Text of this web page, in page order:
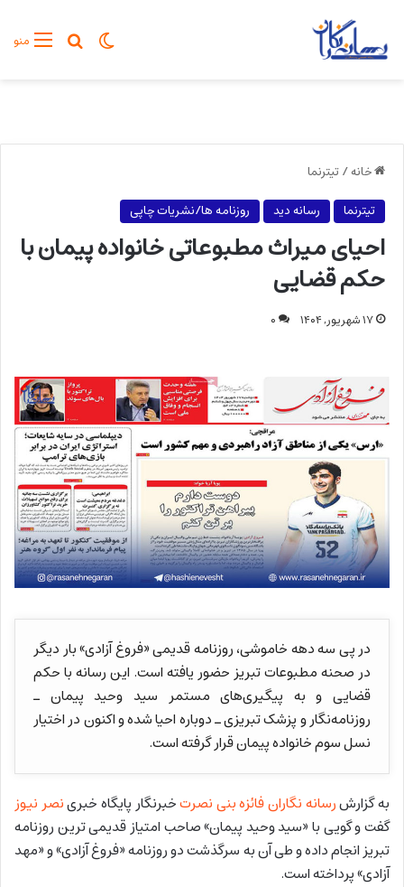
منوجستجو
تغییر پوسته
خانه/تیترنما
تیترنما
رسانه دید روزنامه ها/نشریات چاپی
احیای میراث مطبوعاتی خانواده پیمان با
حکم قضایی
۱۷ شهریور, ۱۴۰۴ ۰
در پی سه دهه خاموشی، روزنامه قدیمی «فروغ آزادی» بار دیگر
در صحنه مطبوعات تبریز حضور یافته است. این رسانه با حکم
قضایی و به پیگیری‌های مستمر سید وحید پیمان ـ
روزنامه‌نگار و پزشک تبریزی ـ دوباره احیا شده و اکنون در اختیار
نسل سوم خانواده پیمان قرار گرفته است.
به گزارشرسانه نگارانفائزه بنی نصرتخبرنگار پایگاه خبرینصر نیوز
گفت و گویی با «سید وحید پیمان» صاحب امتیاز قدیمی‌ ترین روزنامه
تبریز انجام داده و طی آن به سرگذشت دو روزنامه «فروغ آزادی» و «مهد
آزادی» پرداخته است.